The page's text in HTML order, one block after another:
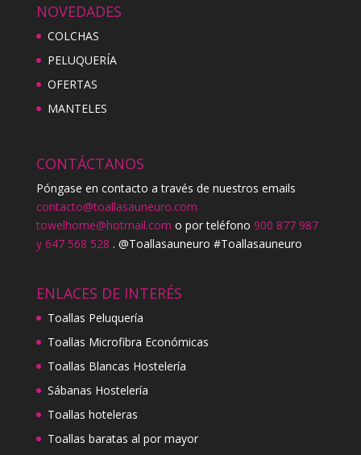
NOVEDADES
COLCHAS
PELUQUERÍA
OFERTAS
MANTELES
CONTÁCTANOS
Póngase en contacto a través de nuestros emails
contacto@toallasauneuro.com
towelhome@hotmail.com o por teléfono 900 877 987
y 647 568 528 . @Toallasauneuro #Toallasauneuro
ENLACES DE INTERÉS
Toallas Peluquería
Toallas Microfibra Económicas
Toallas Blancas Hostelería
Sábanas Hostelería
Toallas hoteleras
Toallas baratas al por mayor